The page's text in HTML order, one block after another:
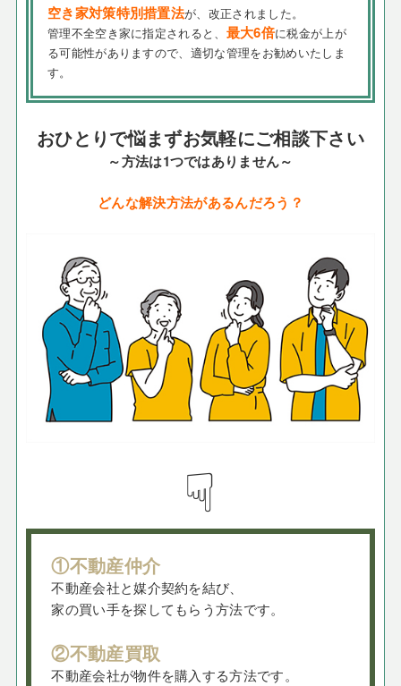
空き家対策特別措置法が、改正されました。
管理不全空き家に指定されると、 最大6倍に税金が上が
る可能性がありますので、適切な管理をお勧めいたしま
す。
おひとりで悩まずお気軽にご相談下さい
～方法は1つではありません～
どんな解決方法があるんだろう？
☟
①不動産仲介
不動産会社と媒介契約を結び、
家の買い手を探してもらう方法です。
②不動産買取
不動産会社が物件を購入する方法です。